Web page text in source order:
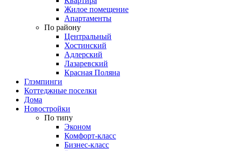
Жилое помещение
Апартаменты
По району
Центральный
Хостинский
Адлерский
Лазаревский
Красная Поляна
Глэмпинги
Коттеджные поселки
Дома
Новостройки
По типу
Эконом
Комфорт-класс
Бизнес-класс